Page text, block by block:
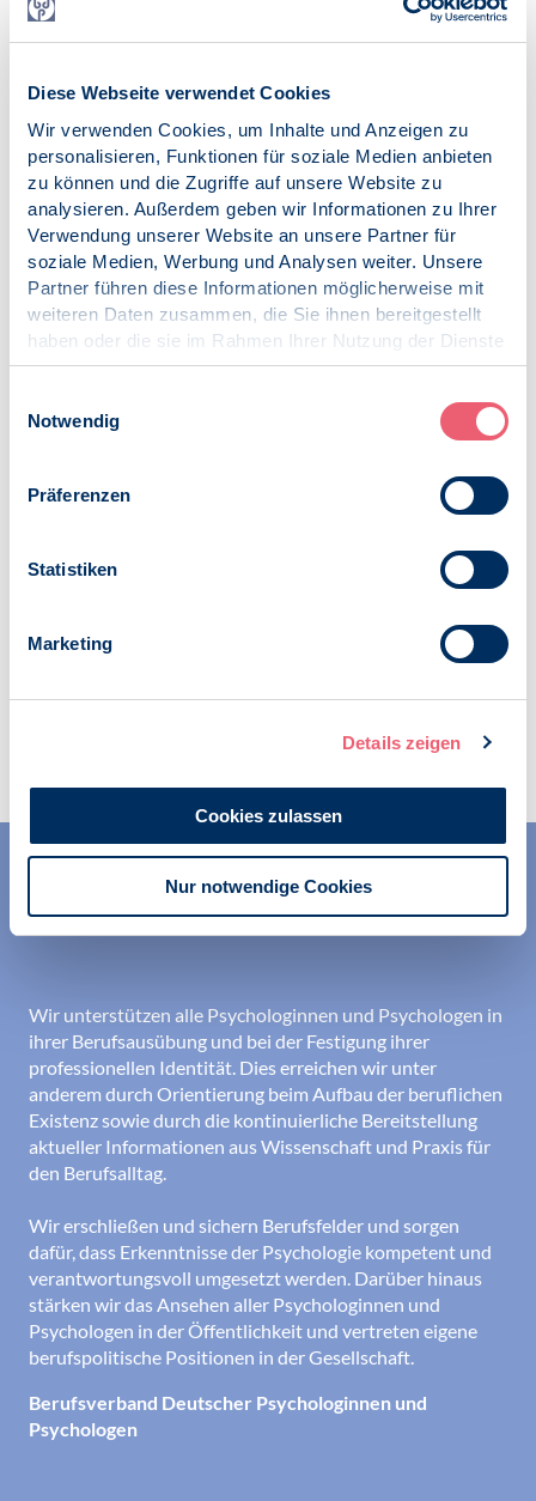
Diese Webseite verwendet Cookies
Wir verwenden Cookies, um Inhalte und Anzeigen zu
personalisieren, Funktionen für soziale Medien anbieten
zu können und die Zugriffe auf unsere Website zu
analysieren. Außerdem geben wir Informationen zu Ihrer
Verwendung unserer Website an unsere Partner für
soziale Medien, Werbung und Analysen weiter. Unsere
Partner führen diese Informationen möglicherweise mit
weiteren Daten zusammen, die Sie ihnen bereitgestellt
haben oder die sie im Rahmen Ihrer Nutzung der Dienste
gesammelt haben.
Notwendig
Präferenzen
Statistiken
Marketing
Details zeigen
Cookies zulassen
Nur notwendige Cookies
Integrationsmaßnahmen wir bündeln können und an
welchen Stellen wir nachjustieren müssen – auch bei der
Gesundheitswesens und im Umgang mit Diversität. Ich
möchte mit dem Aktionsplan dazu beitragen, dass
Deutschland eine Integrationsoffensive startet. Dabei lege
ich einen Schwerpunkt auch auf die Förderung von Frauen
mit Einwanderungsgeschichte und auf besonders
vulnerable Gruppen.
Ich freue mich sehr, Ihre Expertise und das Engagement
des Berufsverbands Deutscher Psychologinnen und
Psychologen bei der Integrationsoffensive für
danke ich Ihnen von ganzem Herzen und ich wünsche
Ihnen einen erfolgreichen Tag der Psychologie!
Annette Widmann-Mauz MdB
02.10.2019
Wir unterstützen alle Psychologinnen und Psychologen in
ihrer Berufsausübung und bei der Festigung ihrer
professionellen Identität. Dies erreichen wir unter
anderem durch Orientierung beim Aufbau der beruflichen
Existenz sowie durch die kontinuierliche Bereitstellung
aktueller Informationen aus Wissenschaft und Praxis für
den Berufsalltag.
Wir erschließen und sichern Berufsfelder und sorgen
dafür, dass Erkenntnisse der Psychologie kompetent und
verantwortungsvoll umgesetzt werden. Darüber hinaus
stärken wir das Ansehen aller Psychologinnen und
Psychologen in der Öffentlichkeit und vertreten eigene
berufspolitische Positionen in der Gesellschaft.
Berufsverband Deutscher Psychologinnen und
Psychologen